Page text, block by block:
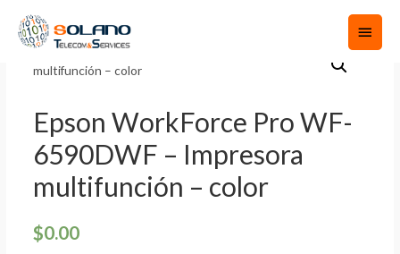
Epson WorkForce Pro WF-
6590DWF – Impresora
multifunción – color
$0.00